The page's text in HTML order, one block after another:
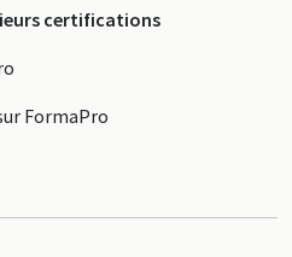
certifications
FormaPro